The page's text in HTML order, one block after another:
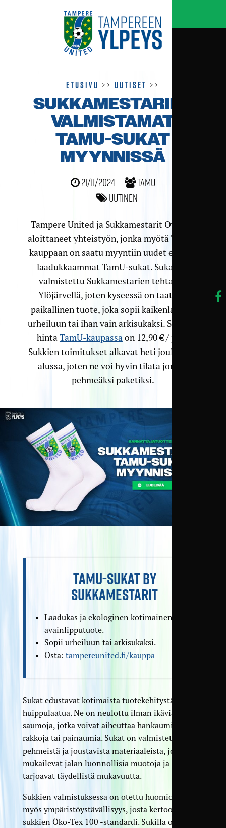
Etusivu >>Uutiset >>
SUKKAMESTARIEN
VALMISTAMAT
TAMU-SUKAT
MYYNNISSÄ
21/11/2024
TamU
Uutinen
Tampere United ja Sukkamestarit Oy ovat
aloittaneet yhteistyön, jonka myötä TamU-
kauppaan on saatu myyntiin uudet entistä
laadukkaammat TamU-sukat. Sukat on
valmistettu Sukkamestarien tehtaalla
Ylöjärvellä, joten kyseessä on taatusti
paikallinen tuote, joka sopii kaikenlaiseen
urheiluun tai ihan vain arkisukaksi. Sukkien
hintaTamU-kaupassaon 12,90 € / pari.
Sukkien toimitukset alkavat heti joulukuun
alussa, joten ne voi hyvin tilata joulun
pehmeäksi paketiksi.
TAMU-SUKAT BY
SUKKAMESTARIT
Laadukas ja ekologinen kotimainen
avainlipputuote.
Sopii urheiluun tai arkisukaksi.
Osta: tampereunited.fi/kauppa
Sukat edustavat kotimaista tuotekehitystä ja
huippulaatua. Ne on neulottu ilman ikäviä
saumoja, jotka voivat aiheuttaa hankaumia,
rakkoja tai painaumia. Sukat on valmistettu
pehmeistä ja joustavista materiaaleista, jotka
mukailevat jalan luonnollisia muotoja ja
tarjoavat täydellistä mukavuutta.
Sukkien valmistuksessa on otettu huomioon
myös ympäristöystävällisyys, josta kertoo myös
sukkien Öko-Tex 100 -standardi. Sukilla on myös